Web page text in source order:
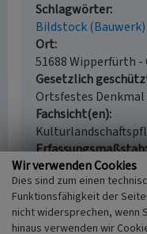
Schlagwörter
Bildstock (Bauwerk)
Ort
51688 Wipperfürth
Gesetzlich
Ortsfestes Denkmal
Fachsicht(en)
Erfassungsmaßstab
i.d.R. 1:5.000 (größer
Erfassungsmethode
Historischer
Wir verwenden Cookies
Dies sind zum einen
Funktionsfähigkeit der
nicht widersprechen, wenn
hinaus verwenden wir